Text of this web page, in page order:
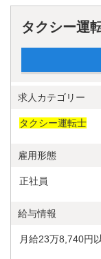
フリーワード
雇用形態
正社員
タクシー運
求人カテゴリー
タクシー運転士
雇用形態
正社員
給与情報
月給23万8,740円